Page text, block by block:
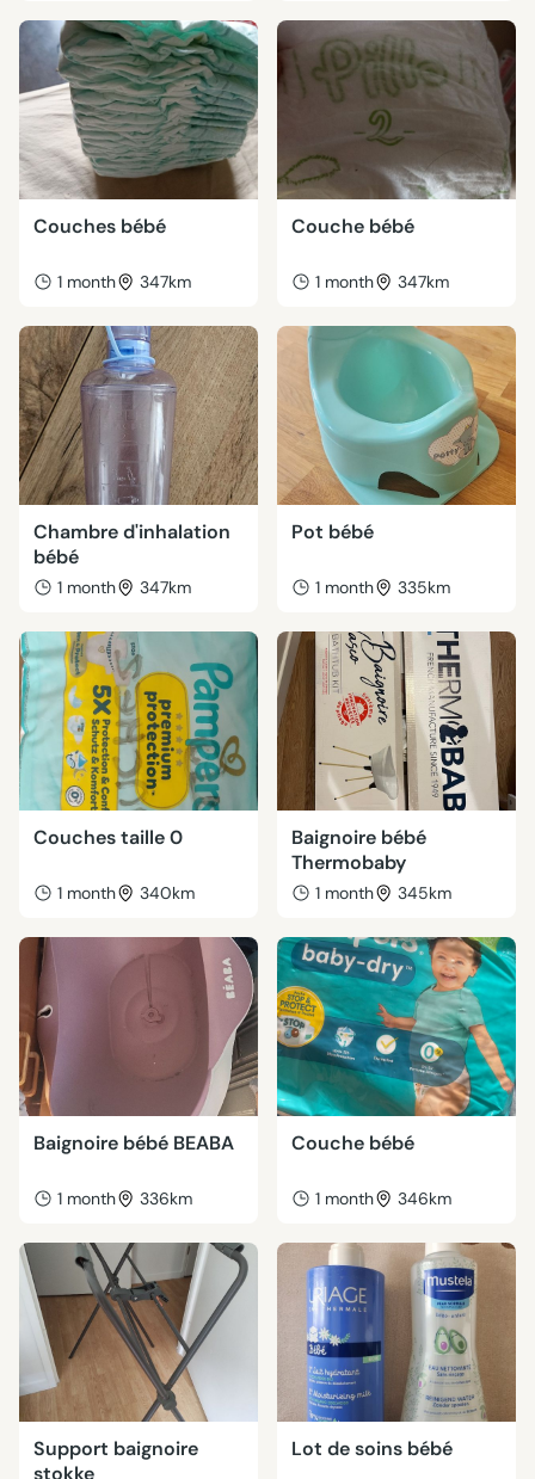
Couches bébé
1 month 347km
Couche bébé
1 month 347km
Chambre d'inhalation
bébé
1 month 347km
Pot bébé
1 month 335km
Couches taille 0
1 month 340km
Baignoire bébé
Thermobaby
1 month 345km
Baignoire bébé BEABA
1 month 336km
Couche bébé
1 month 346km
Support baignoire
stokke
Lot de soins bébé